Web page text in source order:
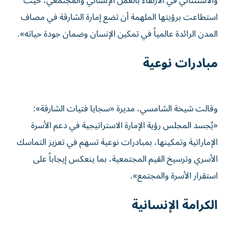
استطاعت برؤيتها الملهمة أن تضع إمارة الشارقة في مصاف
المدن الرائدة عالمياً في تمكين الإنسان وضمان جودة حياته».
مبادرات نوعية
وقالت شيخة الشامسي، مديرة «سجايا فتيات الشارقة»:
«يُجسد المجلس رؤية الإمارة الاستراتيجية في دعم الأسرة
الإماراتية وتمكينها، بمبادرات نوعية تسهم في تعزيز التماسك
الأسري وترسيخ القيم المجتمعية، بما ينعكس إيجاباً على
استقرار الأسرة والمجتمع».
الكرامة الإنسانية